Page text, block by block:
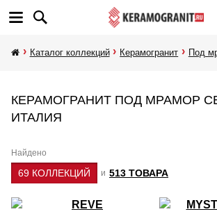
Каталог коллекций Керамогранит Под
КЕРАМОГРАНИТ ПОД МРАМОР
ИТАЛИЯ
Найдено
69 КОЛЛЕКЦИЙ и 513 ТОВАРА